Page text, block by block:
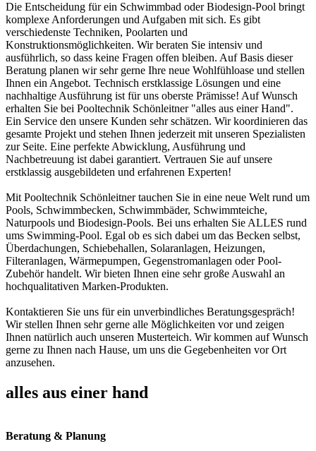
Die Entscheidung für ein Schwimmbad oder Biodesign-Pool bringt
komplexe Anforderungen und Aufgaben mit sich. Es gibt
verschiedenste Techniken, Poolarten und
Konstruktionsmöglichkeiten. Wir beraten Sie intensiv und
ausführlich, so dass keine Fragen offen bleiben. Auf Basis dieser
Beratung planen wir sehr gerne Ihre neue Wohlfühloase und stellen
Ihnen ein Angebot. Technisch erstklassige Lösungen und eine
nachhaltige Ausführung ist für uns oberste Prämisse! Auf Wunsch
erhalten Sie bei Pooltechnik Schönleitner "alles aus einer Hand".
Ein Service den unsere Kunden sehr schätzen. Wir koordinieren das
gesamte Projekt und stehen Ihnen jederzeit mit unseren Spezialisten
zur Seite. Eine perfekte Abwicklung, Ausführung und
Nachbetreuung ist dabei garantiert. Vertrauen Sie auf unsere
erstklassig ausgebildeten und erfahrenen Experten!
Mit Pooltechnik Schönleitner tauchen Sie in eine neue Welt rund um
Pools, Schwimmbecken, Schwimmbäder, Schwimmteiche,
Naturpools und Biodesign-Pools. Bei uns erhalten Sie ALLES rund
ums Swimming-Pool. Egal ob es sich dabei um das Becken selbst,
Überdachungen, Schiebehallen, Solaranlagen, Heizungen,
Filteranlagen, Wärmepumpen, Gegenstromanlagen oder Pool-
Zubehör handelt. Wir bieten Ihnen eine sehr große Auswahl an
hochqualitativen Marken-Produkten.
Kontaktieren Sie uns für ein unverbindliches Beratungsgespräch!
Wir stellen Ihnen sehr gerne alle Möglichkeiten vor und zeigen
Ihnen natürlich auch unseren Musterteich. Wir kommen auf Wunsch
gerne zu Ihnen nach Hause, um uns die Gegebenheiten vor Ort
anzusehen.
alles aus einer hand
Beratung & Planung